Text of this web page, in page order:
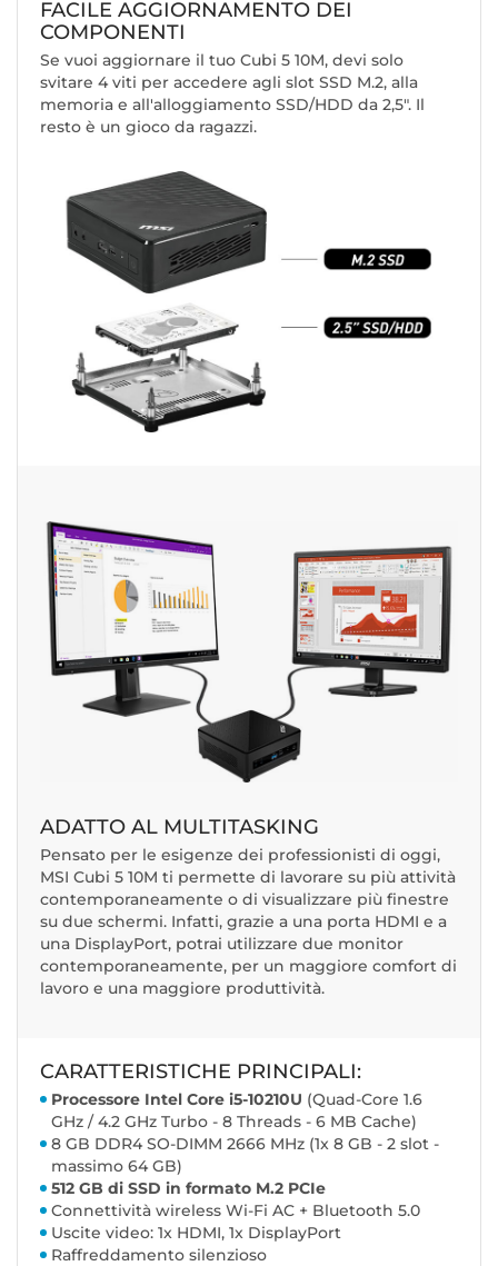
FACILE AGGIORNAMENTO DEI
COMPONENTI
Se vuoi aggiornare il tuo Cubi 5 10M, devi solo
svitare 4 viti per accedere agli slot SSD M.2, alla
memoria e all'alloggiamento SSD/HDD da 2,5". Il
resto è un gioco da ragazzi.
ADATTO AL MULTITASKING
Pensato per le esigenze dei professionisti di oggi,
MSI Cubi 5 10M ti permette di lavorare su più attività
contemporaneamente o di visualizzare più finestre
su due schermi. Infatti, grazie a una porta HDMI e a
una DisplayPort, potrai utilizzare due monitor
contemporaneamente, per un maggiore comfort di
lavoro e una maggiore produttività.
CARATTERISTICHE PRINCIPALI:
Processore Intel Core i5-10210U (Quad-Core 1.6
GHz / 4.2 GHz Turbo - 8 Threads - 6 MB Cache)
8 GB DDR4 SO-DIMM 2666 MHz (1x 8 GB - 2 slot -
massimo 64 GB)
512 GB di SSD in formato M.2 PCIe
Connettività wireless Wi-Fi AC + Bluetooth 5.0
Uscite video: 1x HDMI, 1x DisplayPort
Raffreddamento silenzioso